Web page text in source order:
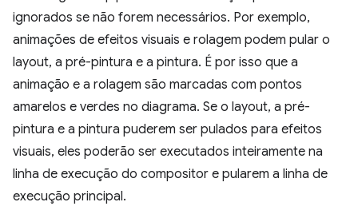
ignorados se não forem necessários. Por exemplo,
animações de efeitos visuais e rolagem podem pular o
layout, a pré-pintura e a pintura. É por isso que a
animação e a rolagem são marcadas com pontos
amarelos e verdes no diagrama. Se o layout, a pré-
pintura e a pintura puderem ser pulados para efeitos
visuais, eles poderão ser executados inteiramente na
linha de execução do compositor e pularem a linha de
execução principal.